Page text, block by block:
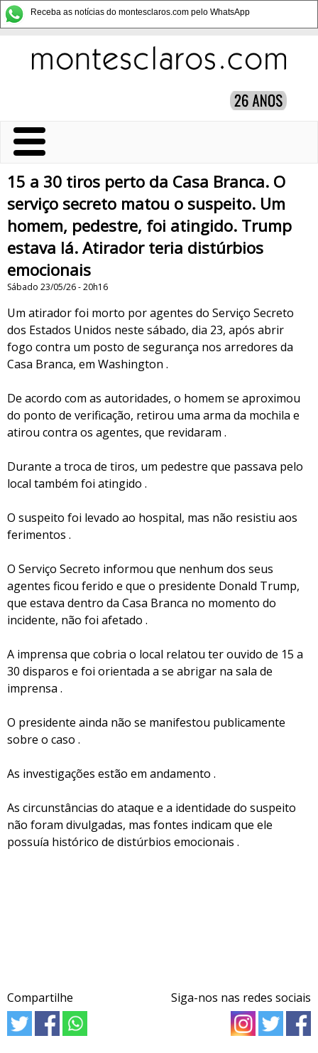
Receba as notícias do montesclaros.com pelo WhatsApp
15 a 30 tiros perto da Casa Branca. O
serviço secreto matou o suspeito. Um
homem, pedestre, foi atingido. Trump
estava lá. Atirador teria distúrbios
emocionais
Sábado 23/05/26 - 20h16
Um atirador foi morto por agentes do Serviço Secreto
dos Estados Unidos neste sábado, dia 23, após abrir
fogo contra um posto de segurança nos arredores da
Casa Branca, em Washington .
De acordo com as autoridades, o homem se aproximou
do ponto de verificação, retirou uma arma da mochila e
atirou contra os agentes, que revidaram .
Durante a troca de tiros, um pedestre que passava pelo
local também foi atingido .
O suspeito foi levado ao hospital, mas não resistiu aos
ferimentos .
O Serviço Secreto informou que nenhum dos seus
agentes ficou ferido e que o presidente Donald Trump,
que estava dentro da Casa Branca no momento do
incidente, não foi afetado .
A imprensa que cobria o local relatou ter ouvido de 15 a
30 disparos e foi orientada a se abrigar na sala de
imprensa .
O presidente ainda não se manifestou publicamente
sobre o caso .
As investigações estão em andamento .
As circunstâncias do ataque e a identidade do suspeito
não foram divulgadas, mas fontes indicam que ele
possuía histórico de distúrbios emocionais .
Compartilhe Siga-nos nas redes sociais